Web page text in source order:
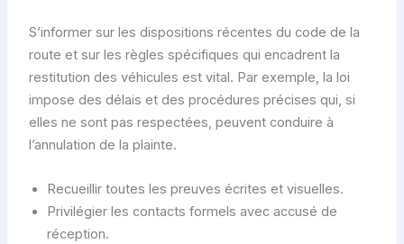
S’informer sur les dispositions récentes du code de la
route et sur les règles spécifiques qui encadrent la
restitution des véhicules est vital. Par exemple, la loi
impose des délais et des procédures précises qui, si
elles ne sont pas respectées, peuvent conduire à
l’annulation de la plainte.
Recueillir toutes les preuves écrites et visuelles.
Privilégier les contacts formels avec accusé de
réception.